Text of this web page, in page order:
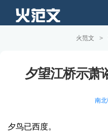
火范文 >
夕望江桥示萧
南北
夕鸟已西度。